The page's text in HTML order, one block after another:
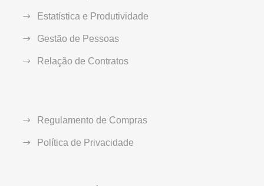
Estatística e Produtividade
Gestão de Pessoas
Relação de Contratos
Regulamento de Compras
Política de Privacidade